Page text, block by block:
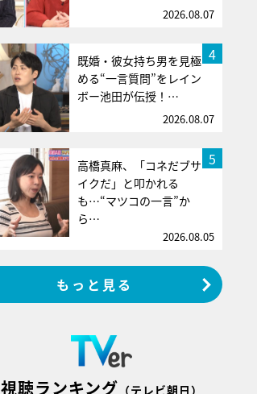
2026.08.07
4
既婚・彼女持ち男を見極
める“一言質問”をレイン
ボー池田が伝授！…
2026.08.07
5
高橋真麻、「コネだブサ
イクだ」と叩かれる
も…“マツコの一言”か
ら…
2026.08.05
もっと見る
視聴ランキング （テレビ朝日）